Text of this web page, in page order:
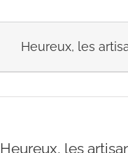
Heureux, les
Heureux, les